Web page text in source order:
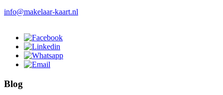
info@makelaar-kaart.nl
Blog